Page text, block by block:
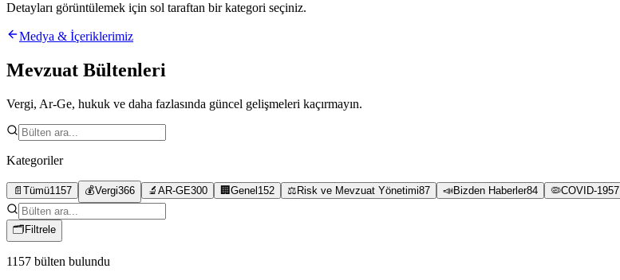
Detayları görüntülemek için sol taraftan bir kategori seçiniz.
Medya & İçeriklerimiz
Mevzuat Bültenleri
Vergi, Ar-Ge, hukuk ve daha fazlasında güncel gelişmeleri kaçırmayın.
Kategoriler
📄 Tümü1157 💰Vergi366 🔬 AR-GE300 🏢 Genel 152 ⚖️ Risk ve Mevzuat Yönetimi87 📣Bizden Haberler84 🦠COVID-1957
🗂 Filtrele
1157 bülten bulundu